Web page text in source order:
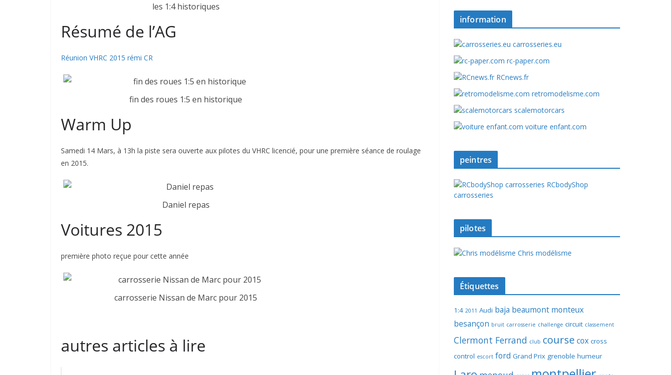
les 1:4 historiques
Résumé de l’AG
Réunion VHRC 2015 rémi CR
fin des roues 1:5 en historique
Warm Up
Samedi 14 Mars, à 13h la piste sera ouverte aux pilotes du VHRC licencié, pour une première séance de roulage
en 2015.
Daniel repas
Voitures 2015
première photo reçue pour cette année
carrosserie Nissan de Marc pour 2015
autres articles à lire
information
carrosseries.eu
rc-paper.com
RCnews.fr
retromodelisme.com
scalemotorcars
voiture enfant.com
peintres
RCbodyShop
carrosseries
pilotes
Chris modélisme
Étiquettes
1:4 2011 Audi baja beaumont monteux
besançon bruit carrosserie challenge circuit classement
Clermont Ferrand club course cox cross
control escort ford Grand Prix grenoble humeur